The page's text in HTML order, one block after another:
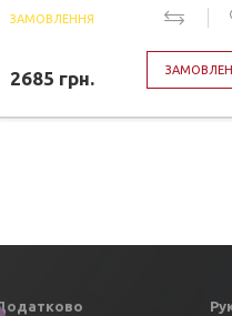
ЗАМОВЛЕННЯ
2685 грн.